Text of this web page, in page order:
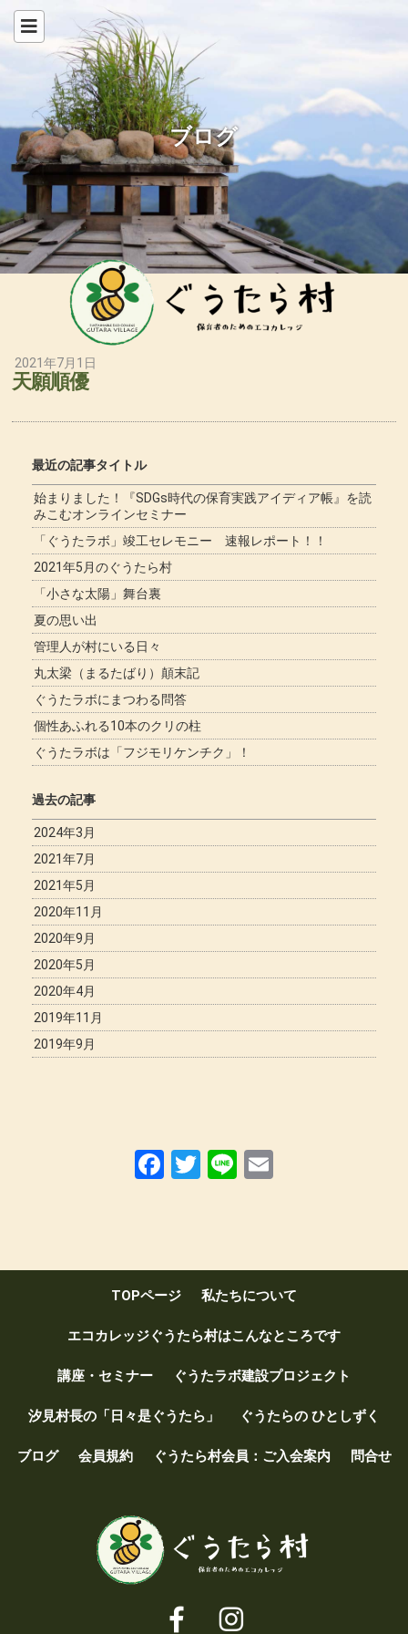
ブログ
2021年7月1日
天願順優
最近の記事タイトル
始まりました！『SDGs時代の保育実践アイディア帳』を読
みこむオンラインセミナー
「ぐうたラボ」竣工セレモニー 速報レポート！！
2021年5月のぐうたら村
「小さな太陽」舞台裏
夏の思い出
管理人が村にいる日々
丸太梁（まるたばり）顛末記
ぐうたラボにまつわる問答
個性あふれる10本のクリの柱
ぐうたラボは「フジモリケンチク」！
過去の記事
2024年3月
2021年7月
2021年5月
2020年11月
2020年9月
2020年5月
2020年4月
2019年11月
2019年9月
F
o
o
k
T
Li
TOPページ 私たちについて
エコカレッジぐうたら村はこんなところです
講座・セミナー ぐうたラボ建設プロジェクト
汐見村長の「日々是ぐうたら」 ぐうたらの ひとしずく
ブログ 会員規約 ぐうたら村会員：ご入会案内 問合せ